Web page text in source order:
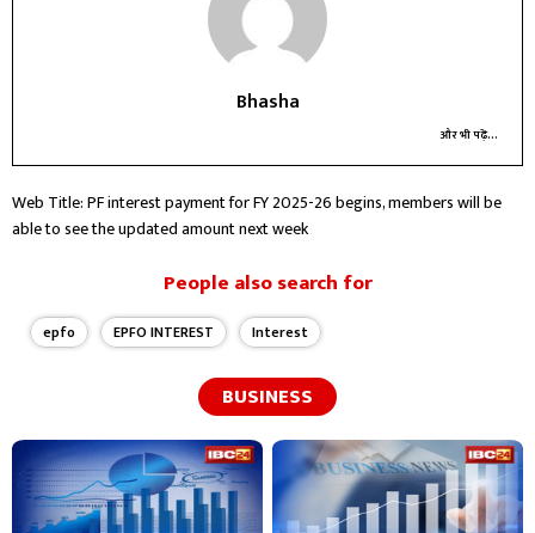
Bhasha
और भी पढ़ें...
Web Title: PF interest payment for FY 2025-26 begins, members will be
able to see the updated amount next week
People also search for
epfo EPFO INTEREST Interest
BUSINESS